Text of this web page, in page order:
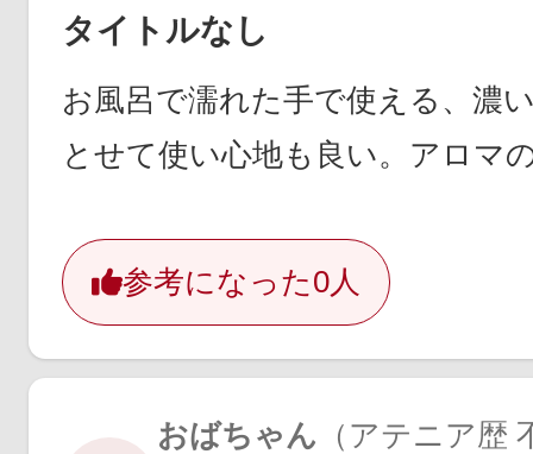
タイトルなし
お風呂で濡れた手で使える、濃
とせて使い心地も良い。アロマ
参考になった0人
おばちゃん （アテニア歴